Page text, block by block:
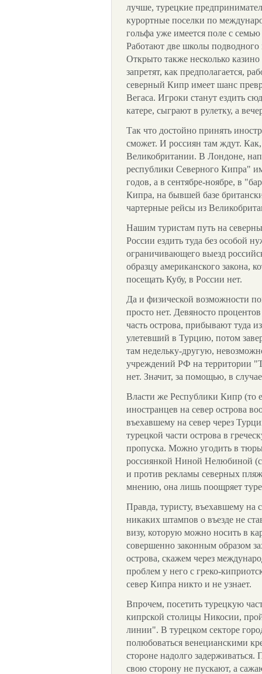
лучше, турецкие
курортные поселки по
гольфа уже имеется поле с
Работают две школы
Открыто также несколько
запретят, как предполагается,
северный Кипр имеет шанс
Вегаса. Игроки станут ездить
катере, сыграют в рулетку, а
Так что достойно принять
сможет. И россиян там ждут.
Великобритании. В Лондоне,
республики Северного Кипра"
годов, а в сентябре-ноябре, в
Кипра, на бывшей базе
чартерные рейсы из
Нашим туристам путь на
России ездить туда без особой
ограничивающего выезд
образцу американского
посещать Кубу, в России нет.
Да и физической возможности
просто нет. Девяносто
часть острова, прибывают туда
улетевший в Турцию, потом
там недельку-другую,
учреждений РФ на территории
нет. Значит, за помощью, в
Власти же Республики Кипр (то
иностранцев на север острова
въехавшему на север через
турецкой части острова в
пропуска. Можно угодить в
россиянкой Ниной Нелюбиной
и против рекламы северных
мнению, она лишь поощряет
Правда, туристу, въехавшему
никаких штампов о въезде не
визу, которую можно носить в
совершенно законным образом
острова, скажем через
проблем у него с греко-
север Кипра никто и не узнает.
Впрочем, посетить турецкую
кипрской столицы Никосии,
линии". В турецком секторе
полюбоваться венецианскими
стороне надолго
свою сторону не пускают, а